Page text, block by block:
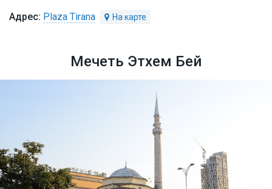
Plaza Tirana
Мечеть Этхем Бей